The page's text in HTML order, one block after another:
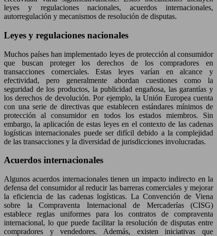
leyes y regulaciones nacionales, acuerdos internacionales,
autorregulación y mecanismos de resolución de disputas.
Leyes y regulaciones nacionales
Muchos países han implementado leyes de protección al consumidor
que buscan proteger los derechos de los compradores en
transacciones comerciales. Estas leyes varían en alcance y
efectividad, pero generalmente abordan cuestiones como la
seguridad de los productos, la publicidad engañosa, las garantías y
los derechos de devolución. Por ejemplo, la Unión Europea cuenta
con una serie de directivas que establecen estándares mínimos de
protección al consumidor en todos los estados miembros. Sin
embargo, la aplicación de estas leyes en el contexto de las cadenas
logísticas internacionales puede ser difícil debido a la complejidad
de las transacciones y la diversidad de jurisdicciones involucradas.
Acuerdos internacionales
Algunos acuerdos internacionales tienen un impacto indirecto en la
defensa del consumidor al reducir las barreras comerciales y mejorar
la eficiencia de las cadenas logísticas. La Convención de Viena
sobre la Compraventa Internacional de Mercaderías (CISG)
establece reglas uniformes para los contratos de compraventa
internacional, lo que puede facilitar la resolución de disputas entre
compradores y vendedores. Además, existen iniciativas que